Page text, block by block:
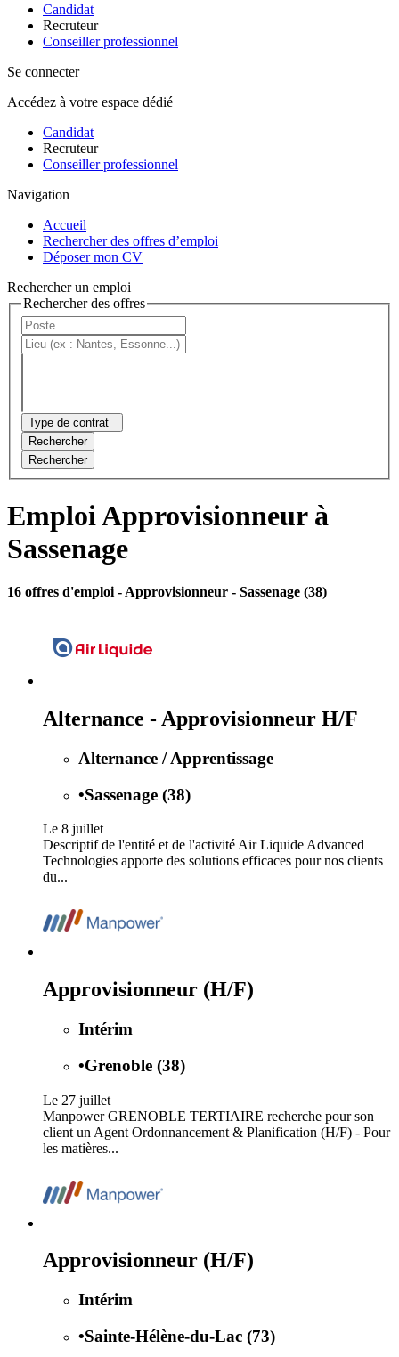
Candidat
Recruteur
Conseiller professionnel
Se connecter
Accédez à votre espace dédié
Candidat
Recruteur
Conseiller professionnel
Navigation
Accueil
Rechercher des offres d’emploi
Déposer mon CV
Rechercher un emploi
Rechercher des offres
Type de contrat
Rechercher
Rechercher
Emploi Approvisionneur à
Sassenage
16 offres d'emploi - Approvisionneur - Sassenage (38)
Alternance - Approvisionneur H/F
Alternance / Apprentissage
•Sassenage (38)
Le 8 juillet
Descriptif de l'entité et de l'activité Air Liquide Advanced
Technologies apporte des solutions efficaces pour nos clients
du...
Approvisionneur (H/F)
Intérim
•Grenoble (38)
Le 27 juillet
Manpower GRENOBLE TERTIAIRE recherche pour son
client un Agent Ordonnancement & Planification (H/F) - Pour
les matières...
Approvisionneur (H/F)
Intérim
•Sainte-Hélène-du-Lac (73)